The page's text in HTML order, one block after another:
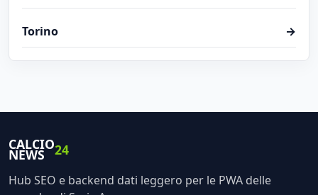
Torino →
CALCIO
NEWS 24
Hub SEO e backend dati leggero per le PWA delle